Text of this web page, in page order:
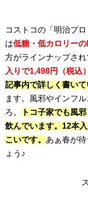
コストコの「明治プ
は低糖・低カロリー
方がラインナップさ
入りで1,498円（税込）
記事内で詳しく書いて
ます。風邪やインフ
ろ。
トコ子家でも風
飲んでいます。12本
こいです。 あぁ春が
ょう♪